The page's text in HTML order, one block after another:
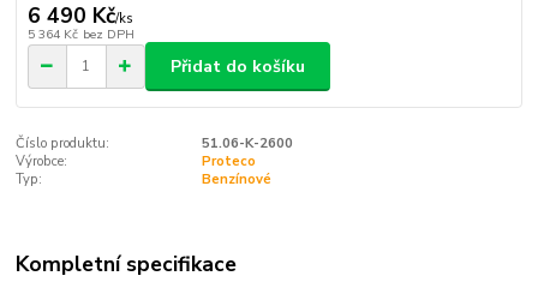
6 490 Kč/ks
5 364 Kč bez DPH
Přidat do košíku
Číslo produktu:
51.06-K-2600
Výrobce:
Proteco
Typ:
Benzínové
Kompletní specifikace